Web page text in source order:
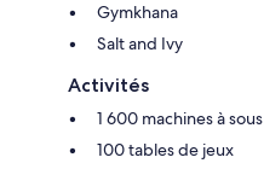
Gymkhana
Salt and Ivy
Activités
1 600 machines à sous
100 tables de jeux